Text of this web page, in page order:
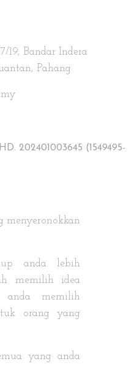
Bandar Indera
Pahang
202401003645 (1549495-
menyeronokkan
anda lebih
memilih idea
memilih
orang yang
yang anda